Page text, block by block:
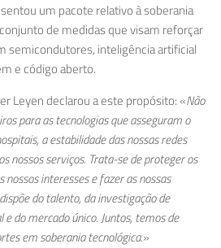
um pacote relativo à soberania
de medidas que visam reforçar
semicondutores, inteligência artificial
e código aberto.
Leyendeclarou a este propósito: «Não
para as tecnologias que asseguram o
a estabilidade das nossas redes
nossos serviços. Trata-se de proteger os
nossos interesses e fazer as nossas
do talento, da investigação de
do mercado único. Juntos, temos de
em soberania tecnológica.»